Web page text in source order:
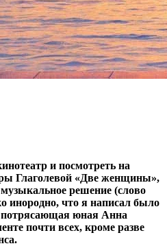
Веры
для печати
и посмотреть на
Глаголевой «Две женщины»,
решение (слово
инородно, что я написал было
потрясающая юная Анна
почти всех, кроме разве